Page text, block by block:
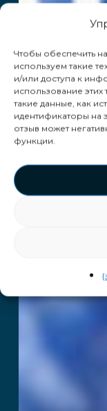
Чтобы обеспечить
используем такие
и/или доступа к
использование
такие данные, как
идентификаторы на
отзыв может
функции.